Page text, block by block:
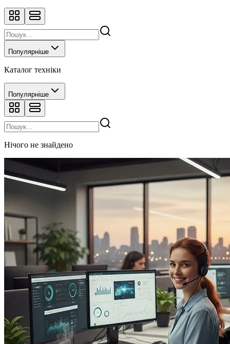
Популярніше
Каталог техніки
Популярніше
Нічого не знайдено